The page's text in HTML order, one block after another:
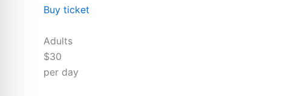
Buy ticket
Adults
$30
per day